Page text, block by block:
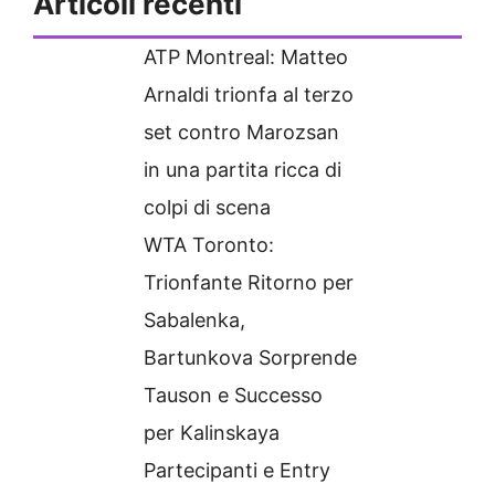
ATP Montreal: Matteo
Arnaldi trionfa al terzo
set contro Marozsan
in una partita ricca di
colpi di scena
WTA Toronto:
Trionfante Ritorno per
Sabalenka,
Bartunkova Sorprende
Tauson e Successo
per Kalinskaya
Partecipanti e Entry